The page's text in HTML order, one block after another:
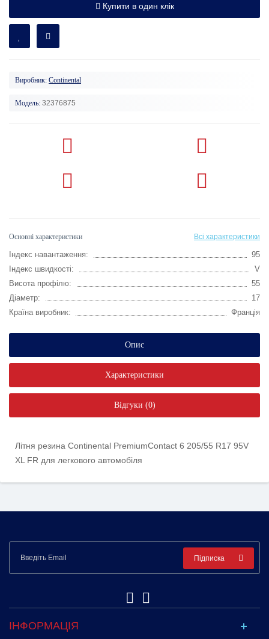
Купити в один клік
Виробник: Continental
Модель: 32376875
Основні характеристики Всі характеристики
Індекс навантаження:
95
Індекс швидкості:
V
Висота профілю:
55
Діаметр:
17
Країна виробник:
Франція
Опис
Характеристики
Відгуки (0)
Літня резина Continental PremiumContact 6 205/55 R17 95V
XL FR для легкового автомобіля
Підписка
ІНФОРМАЦІЯ